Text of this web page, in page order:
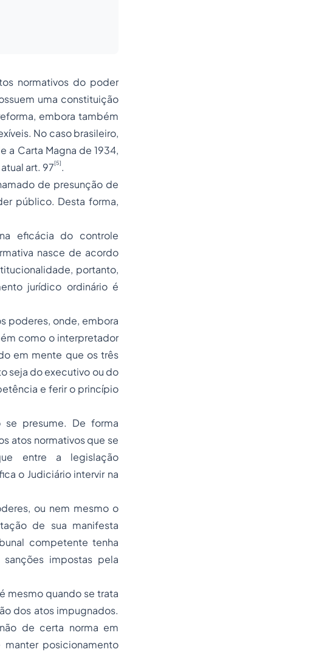
normativos do poder
uma constituição
embora também
No caso brasileiro,
a Carta Magna de 1934,
art. 97[5].
de presunção de
público. Desta forma,
eficácia do controle
nasce de acordo
portanto,
jurídico ordinário é
poderes, onde, embora
como o interpretador
em mente que os três
seja do executivo ou do
e ferir o princípio
presume. De forma
atos normativos que se
entre a legislação
o Judiciário intervir na
ou nem mesmo o
de sua manifesta
competente tenha
impostas pela
mesmo quando se trata
dos atos impugnados.
de certa norma em
posicionamento